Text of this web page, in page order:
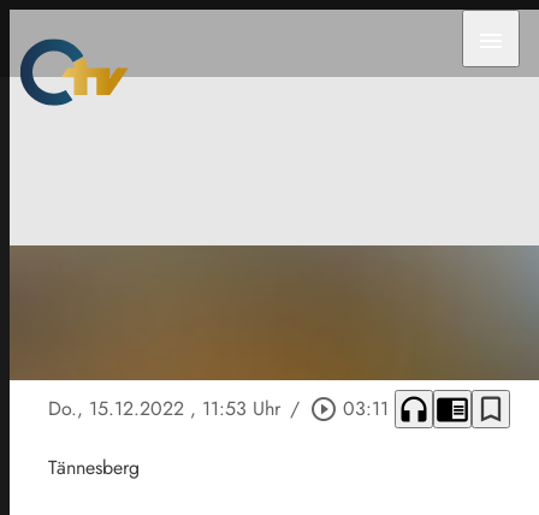
Do., 15.12.2022 , 11:53 Uhr / play_circle_outline 03:11 headphones chrome_reader_mode bookmark_border
Tännesberg